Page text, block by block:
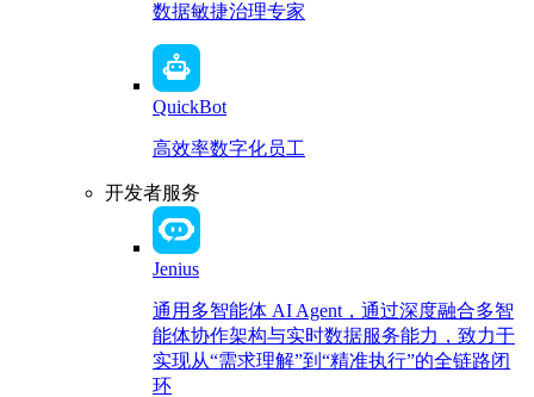
数据敏捷治理专家
QuickBot
高效率数字化员工
开发者服务
Jenius
通用多智能体 AI Agent，通过深度融合多智
能体协作架构与实时数据服务能力，致力于
实现从“需求理解”到“精准执行”的全链路闭
环